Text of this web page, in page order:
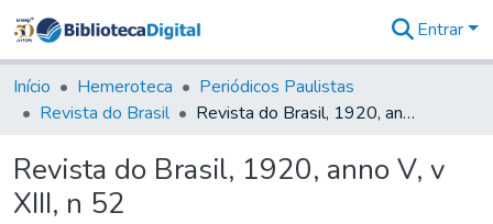
&
Coleções
Tudo na
Digital
Entrar
Início Hemeroteca
Periódicos Paulistas
Revista do Brasil
Revista do Brasil, 1920, anno V, v XIII, n 52
Revista do Brasil, 1920, anno V, v
XIII, n 52